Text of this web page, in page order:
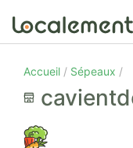
Accueil Sépeaux